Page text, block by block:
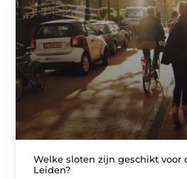
Welke sloten zijn geschikt voor
Leiden?